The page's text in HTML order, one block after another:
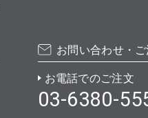
お問い合わせ・
お電話でのご注文
03-6380-